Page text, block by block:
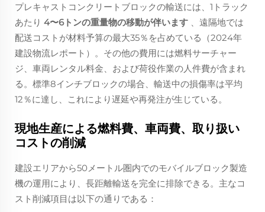
プレキャストコンクリートブロックの輸送には、1トラック
あたり 4〜6トンの重量物の移動が伴います 、遠隔地では
配送コストが材料予算の最大35％を占めている（2024年
建設物流レポート）。その他の費用には燃料サーチャー
ジ、車両レンタル料金、および荷役作業の人件費が含まれ
る。標準8インチブロックの場合、輸送中の損傷率は平均
12％に達し、これにより遅延や再発注が生じている。
現地生産による燃料費、車両費、取り扱い
コストの削減
建設エリアから50メートル圏内でのモバイルブロック製造
機の運用により、長距離輸送を完全に排除できる。主なコ
スト削減項目は以下の通りである：